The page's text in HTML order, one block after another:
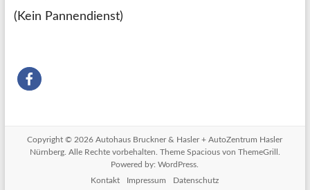
(Kein Pannendienst)
Copyright © 2026Autohaus Bruckner & Hasler + AutoZentrum Hasler
Nürnberg. Alle Rechte vorbehalten. Theme Spaciousvon ThemeGrill.
Powered by:WordPress
Kontakt
Impressum Datenschutz